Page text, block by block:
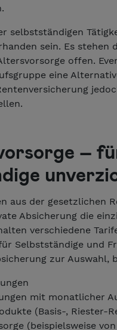
selbstständigen
sein. Es stehen
offen.
eine
–
aus der gesetzlichen
Absicherung die
verschiedene
Selbstständige und
zur Auswahl,
mit monatlicher
(Basis-, Riester-
(beispielsweise von